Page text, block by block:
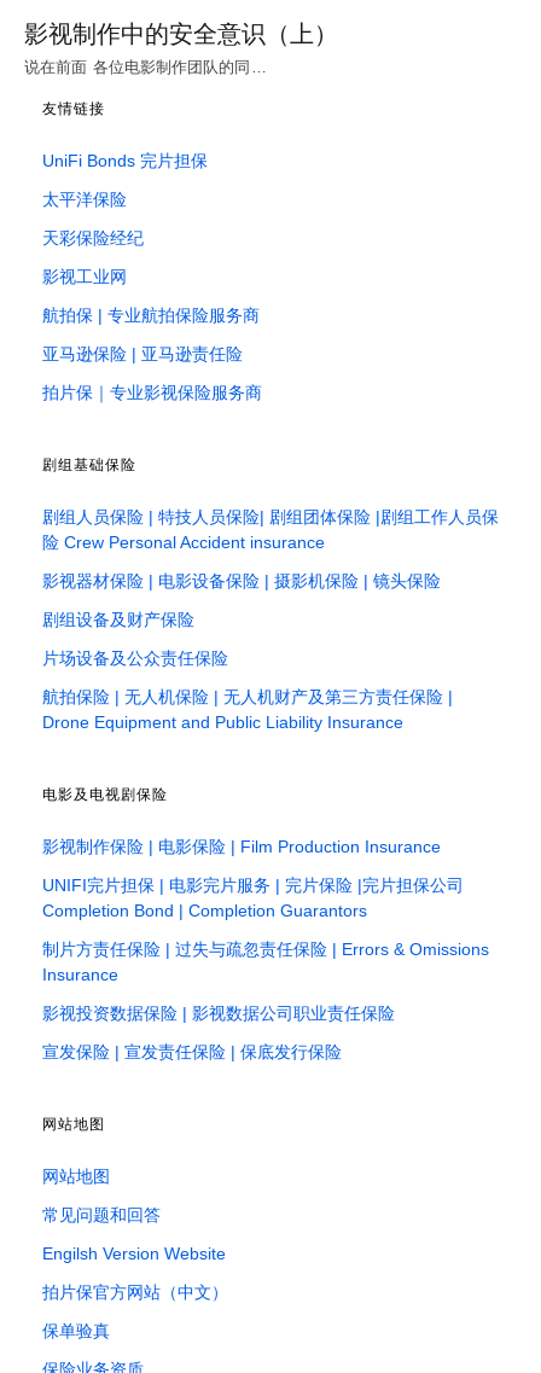
影视制作中的安全意识（上）
说在前面 各位电影制作团队的同…
友情链接
UniFi Bonds 完片担保
太平洋保险
天彩保险经纪
影视工业网
航拍保 | 专业航拍保险服务商
亚马逊保险 | 亚马逊责任险
拍片保｜专业影视保险服务商
剧组基础保险
剧组人员保险 | 特技人员保险| 剧组团体保险 |剧组工作人员保
险 Crew Personal Accident insurance
影视器材保险 | 电影设备保险 | 摄影机保险 | 镜头保险
剧组设备及财产保险
片场设备及公众责任保险
航拍保险 | 无人机保险 | 无人机财产及第三方责任保险 |
Drone Equipment and Public Liability Insurance
电影及电视剧保险
影视制作保险 | 电影保险 | Film Production Insurance
UNIFI完片担保 | 电影完片服务 | 完片保险 |完片担保公司
Completion Bond | Completion Guarantors
制片方责任保险 | 过失与疏忽责任保险 | Errors & Omissions
Insurance
影视投资数据保险 | 影视数据公司职业责任保险
宣发保险 | 宣发责任保险 | 保底发行保险
网站地图
网站地图
常见问题和回答
Engilsh Version Website
拍片保官方网站（中文）
保单验真